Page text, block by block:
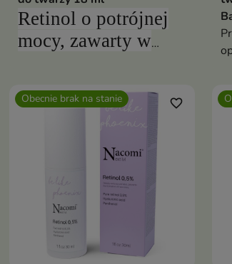
Retinol o potrójnej
mocy, zawarty w
eliksir odmładzający.
Zredukuje
gęstość i ujędrni
Obecnie brak na stanie favorite_border